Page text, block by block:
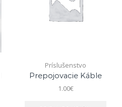
Príslušenstvo
Prepojovacie Káble
1.00€